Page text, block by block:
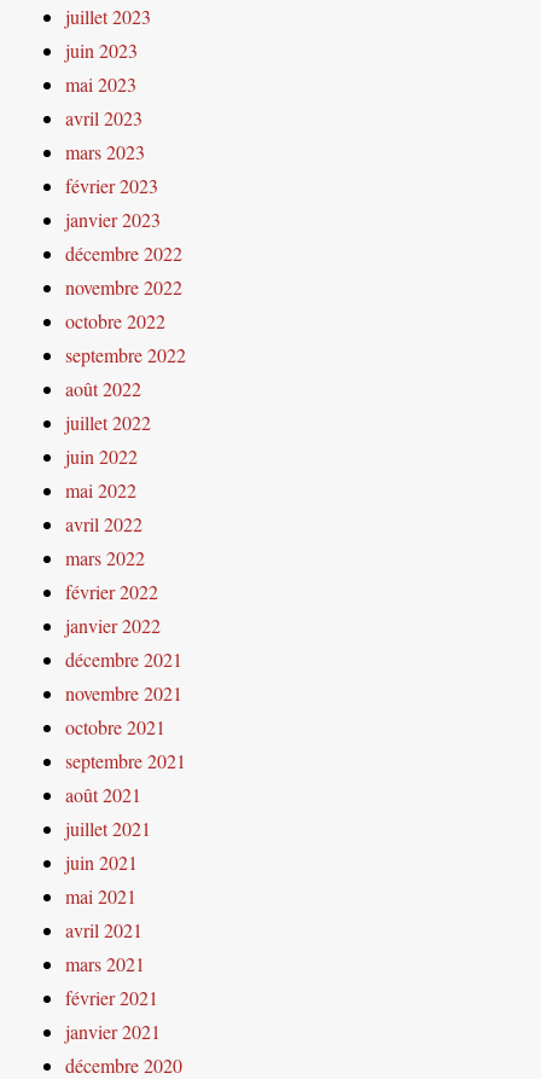
juillet 2023
juin 2023
mai 2023
avril 2023
mars 2023
février 2023
janvier 2023
décembre 2022
novembre 2022
octobre 2022
septembre 2022
août 2022
juillet 2022
juin 2022
mai 2022
avril 2022
mars 2022
février 2022
janvier 2022
décembre 2021
novembre 2021
octobre 2021
septembre 2021
août 2021
juillet 2021
juin 2021
mai 2021
avril 2021
mars 2021
février 2021
janvier 2021
décembre 2020